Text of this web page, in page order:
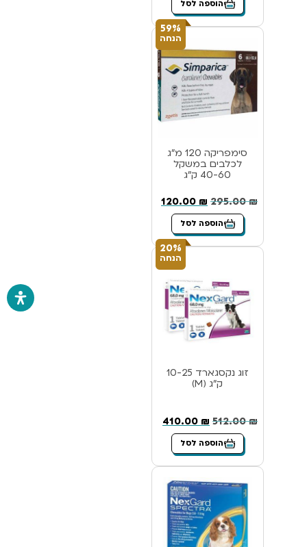
הוספה לסל
59%
הנחה
סימפריקה 120 מ”ג
לכלבים במשקל
40-60 ק”ג
295.00₪
120.00 ₪
הוספה לסל
20%
הנחה
זוג נקסגארד 10-25
ק”ג (M)
512.00₪
410.00 ₪
הוספה לסל